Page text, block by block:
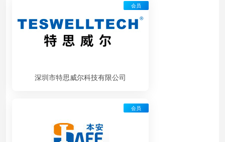
深圳市特思威尔科技有限公司
会员
会员